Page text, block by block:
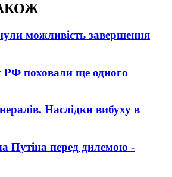
можливість завершення
РФ поховали ще одного
Наслідки вибуху в
Путіна перед дилемою -